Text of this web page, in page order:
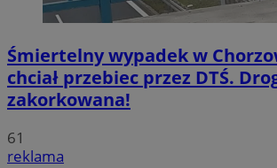
Śmiertelny wypadek w
chciał przebiec przez DTŚ.
zakorkowana!
61
reklama